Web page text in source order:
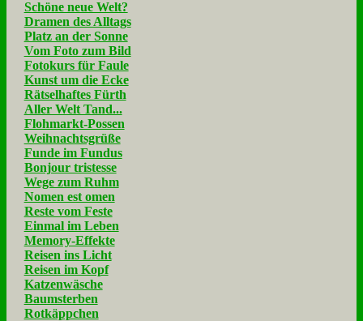
Schöne neue Welt?
Dramen des Alltags
Platz an der Sonne
Vom Foto zum Bild
Fotokurs für Faule
Kunst um die Ecke
Rätselhaftes Fürth
Aller Welt Tand...
Flohmarkt-Possen
Weihnachtsgrüße
Funde im Fundus
Bonjour tristesse
Wege zum Ruhm
Nomen est omen
Reste vom Feste
Einmal im Leben
Memory-Effekte
Reisen ins Licht
Reisen im Kopf
Katzenwäsche
Baumsterben
Rotkäppchen